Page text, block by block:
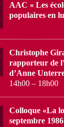
AAC « Les
populaires en
Christophe
rapporteur de
d’Anne
14h00 – 18h00
Colloque «La
septembre